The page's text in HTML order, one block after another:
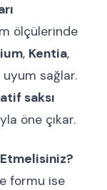
ölçülerinde
, Kentia,
sağlar.
saksı
öne çıkar.
formu ise